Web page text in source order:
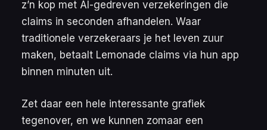
z’n kop met AI-gedreven verzekeringen die
claims in seconden afhandelen. Waar
traditionele verzekeraars je het leven zuur
maken, betaalt Lemonade claims via hun app
binnen minuten uit.
Zet daar een hele interessante grafiek
tegenover, en we kunnen zomaar een